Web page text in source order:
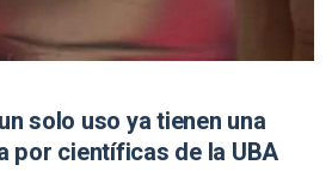
solo uso ya tienen una
por científicas de la UBA